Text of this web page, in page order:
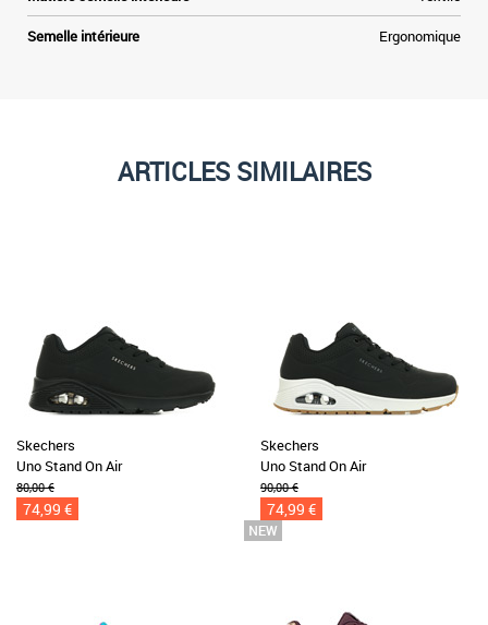
Semelle intérieure Ergonomique
ARTICLES SIMILAIRES
Skechers
Uno Stand On Air
80,00 €
74,99 €
Skechers
Uno Stand On Air
90,00 €
74,99 €